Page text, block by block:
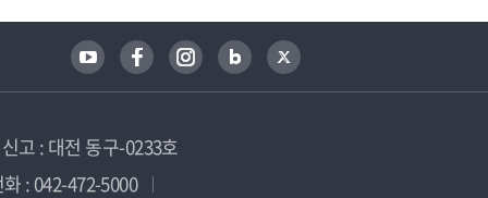
고 : 대전 동구-0233호
: 042-472-5000